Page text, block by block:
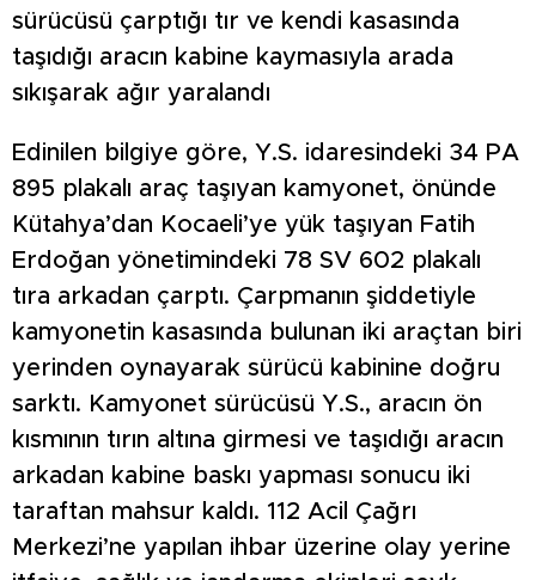
sürücüsü çarptığı tır ve kendi kasasında
taşıdığı aracın kabine kaymasıyla arada
sıkışarak ağır yaralandı
Edinilen bilgiye göre, Y.S. idaresindeki 34 PA
895 plakalı araç taşıyan kamyonet, önünde
Kütahya’dan Kocaeli’ye yük taşıyan Fatih
Erdoğan yönetimindeki 78 SV 602 plakalı
tıra arkadan çarptı. Çarpmanın şiddetiyle
kamyonetin kasasında bulunan iki araçtan biri
yerinden oynayarak sürücü kabinine doğru
sarktı. Kamyonet sürücüsü Y.S., aracın ön
kısmının tırın altına girmesi ve taşıdığı aracın
arkadan kabine baskı yapması sonucu iki
taraftan mahsur kaldı. 112 Acil Çağrı
Merkezi’ne yapılan ihbar üzerine olay yerine